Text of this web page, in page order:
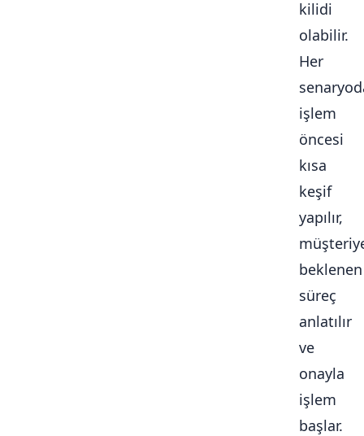
kilidi
olabilir.
Her
işlem
öncesi
kısa
keşif
yapılır,
beklenen
süreç
anlatılır
ve
onayla
işlem
başlar.